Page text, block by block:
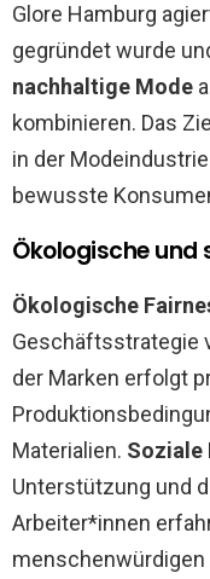
Glore Hamburg
gegründet wurde
nachhaltige Mode
kombinieren. Das
in der
bewusste
Ökologische und
Ökologische
Geschäftsstrategie
der Marken erfolgt
Materialien. Soziale
Unterstützung und
Arbeiter*innen